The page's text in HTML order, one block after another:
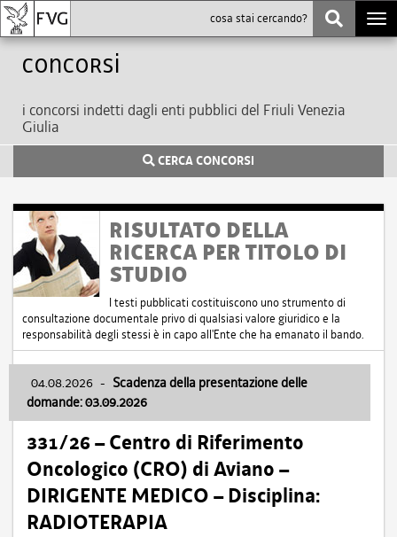
Concorsi
i concorsi indetti dagli enti pubblici del Friuli Venezia
Giulia
CERCA CONCORSI
RISULTATO DELLA
RICERCA PER TITOLO DI
STUDIO
I testi pubblicati costituiscono uno strumento di
consultazione documentale privo di qualsiasi valore giuridico e la
responsabilità degli stessi è in capo all'Ente che ha emanato il bando.
04.08.2026 - Scadenza della presentazione delle
domande: 03.09.2026
331/26 – Centro di Riferimento
Oncologico (CRO) di Aviano –
DIRIGENTE MEDICO – Disciplina:
RADIOTERAPIA